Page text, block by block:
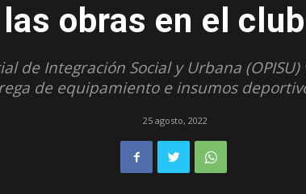
Lanús
obras en el
de Integración Social y Urbana
de equipamiento e insumos
25 agosto, 2022